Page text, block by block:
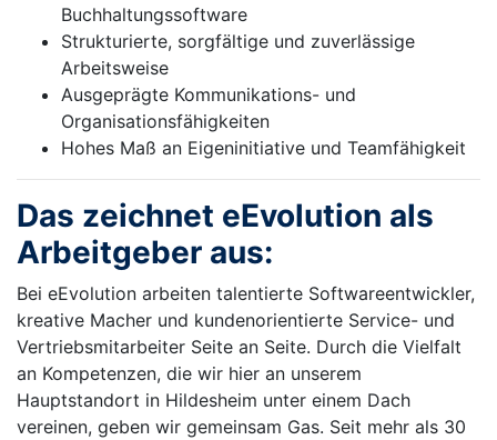
Buchhaltungssoftware
Strukturierte, sorgfältige und zuverlässige
Arbeitsweise
Ausgeprägte Kommunikations- und
Organisationsfähigkeiten
Hohes Maß an Eigeninitiative und Teamfähigkeit
Das zeichnet eEvolution als
Arbeitgeber aus:
Bei eEvolution arbeiten talentierte Softwareentwickler,
kreative Macher und kundenorientierte Service- und
Vertriebsmitarbeiter Seite an Seite. Durch die Vielfalt
an Kompetenzen, die wir hier an unserem
Hauptstandort in Hildesheim unter einem Dach
vereinen, geben wir gemeinsam Gas. Seit mehr als 30